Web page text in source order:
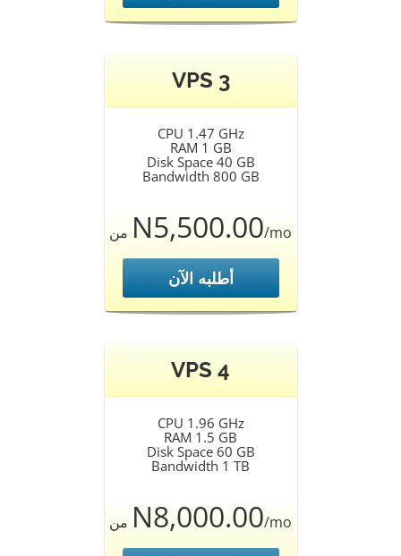
VPS 3
CPU 1.47 GHz
RAM 1 GB
Disk Space 40 GB
Bandwidth 800 GB
N5,500.00/mo
أطلبه الآن
VPS 4
CPU 1.96 GHz
RAM 1.5 GB
Disk Space 60 GB
Bandwidth 1 TB
N8,000.00/mo